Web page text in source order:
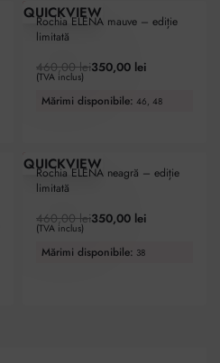
-24% OFF
QUICKVIEW
Rochia ELENA mauve – ediție
limitată
460,00lei350,00 lei
(TVA inclus)
Mărimi disponibile: 46, 48
-24% OFF
QUICKVIEW
Rochia ELENA neagră – ediție
limitată
460,00lei350,00 lei
(TVA inclus)
Mărimi disponibile: 38